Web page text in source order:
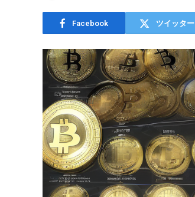
Facebook ツイッター